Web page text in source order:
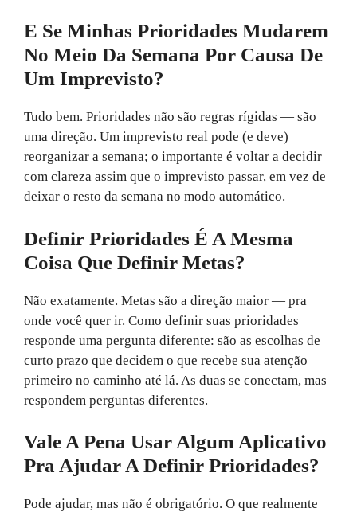
E Se Minhas Prioridades Mudarem
No Meio Da Semana Por Causa De
Um Imprevisto?
Tudo bem. Prioridades não são regras rígidas — são
uma direção. Um imprevisto real pode (e deve)
reorganizar a semana; o importante é voltar a decidir
com clareza assim que o imprevisto passar, em vez de
deixar o resto da semana no modo automático.
Definir Prioridades É A Mesma
Coisa Que Definir Metas?
Não exatamente. Metas são a direção maior — pra
onde você quer ir. Como definir suas prioridades
responde uma pergunta diferente: são as escolhas de
curto prazo que decidem o que recebe sua atenção
primeiro no caminho até lá. As duas se conectam, mas
respondem perguntas diferentes.
Vale A Pena Usar Algum Aplicativo
Pra Ajudar A Definir Prioridades?
Pode ajudar, mas não é obrigatório. O que realmente